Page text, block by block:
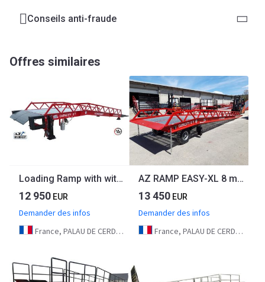
Conseils anti-fraude
Offres similaires
Loading Ramp with with hydraulic tilting bridge - AZ RAMP - STAR- 8T. 8 ton capacity
12 950 EUR
Demander des infos
France, PALAU DE CERDAGNE
AZ RAMP EASY-XL 8 mobile loading ramp
13 450 EUR
Demander des infos
France, PALAU DE CERDAGNE